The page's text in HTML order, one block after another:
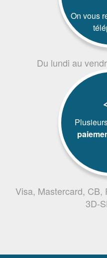
On vous
Du lundi au
Visa, Mastercard, CB,
3D-